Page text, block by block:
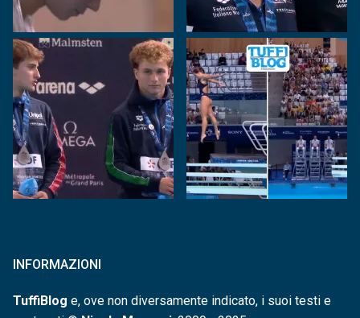
INFORMAZIONI
TuffiBlog e, ove non diversamente indicato, i suoi testi e